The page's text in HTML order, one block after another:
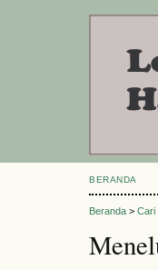
BERANDA
Beranda > Cari